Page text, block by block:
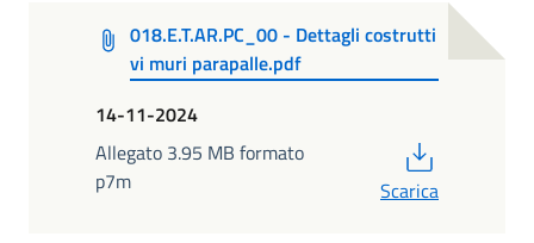
018.E.T.AR.PC_00 - Dettagli costrutti
vi muri parapalle.pdf
14-11-2024
Allegato 3.95 MB formato
p7m
Scarica